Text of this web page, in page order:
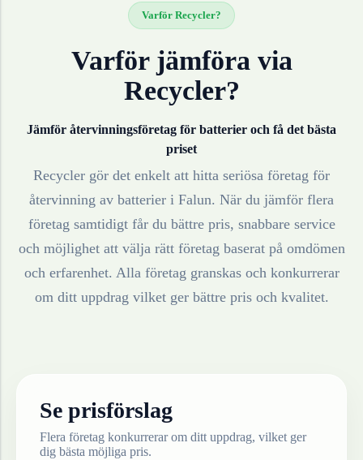
Varför Recycler?
Varför jämföra via
Recycler?
Jämför återvinningsföretag för batterier och få det bästa
priset
Recycler gör det enkelt att hitta seriösa företag för
återvinning av batterier i Falun. När du jämför flera
företag samtidigt får du bättre pris, snabbare service
och möjlighet att välja rätt företag baserat på omdömen
och erfarenhet. Alla företag granskas och konkurrerar
om ditt uppdrag vilket ger bättre pris och kvalitet.
Se prisförslag
Flera företag konkurrerar om ditt uppdrag, vilket ger
dig bästa möjliga pris.